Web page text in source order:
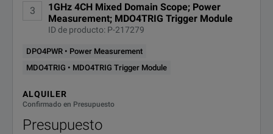
3
1GHz 4CH Mixed Domain Scope; Power
Measurement; MDO4TRIG Trigger Module
ID de producto: P-217279
DPO4PWR • Power Measurement
MDO4TRIG • MDO4TRIG Trigger Module
ALQUILER
Confirmado en Presupuesto
Presupuesto